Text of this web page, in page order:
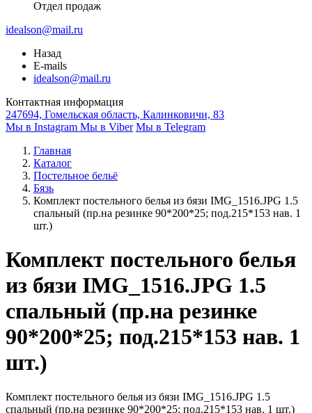
Отдел продаж
idealson@mail.ru
Назад
E-mails
idealson@mail.ru
Контактная информация
247694, Гомельская область, Калинковичи, 83
Мы в Instagram Мы в Viber Мы в Telegram
Главная
Каталог
Постельное бельё
Бязь
Комплект постельного белья из бязи IMG_1516.JPG 1.5
спальный (пр.на резинке 90*200*25; под.215*153 нав. 1
шт.)
Комплект постельного белья
из бязи IMG_1516.JPG 1.5
спальный (пр.на резинке
90*200*25; под.215*153 нав. 1
шт.)
Комплект постельного белья из бязи IMG_1516.JPG 1.5
спальный (пр.на резинке 90*200*25; под.215*153 нав. 1 шт.)